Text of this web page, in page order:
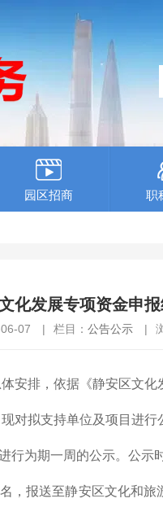
园区招商 职
化发展专项资金申
07 | 栏目： 公告公示 |
安排，依据《静安区文
对拟支持单位及项目进行
行为期一周的公示。公示
，报送至静安区文化和旅